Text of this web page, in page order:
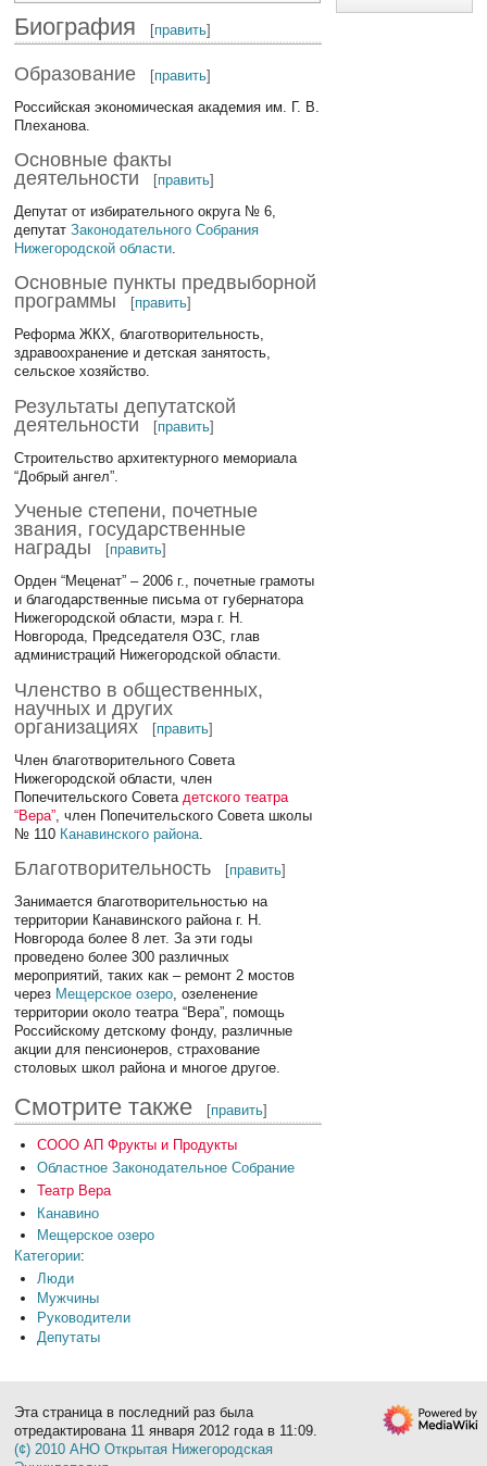
Биография [править]
Образование [править]
Российская экономическая академия им. Г. В.
Плеханова.
Основные факты
деятельности
[править]
Депутат от избирательного округа № 6,
депутатЗаконодательного Собрания
Нижегородской области.
Основные пункты предвыборной
программы
[править]
Реформа ЖКХ, благотворительность,
здравоохранение и детская занятость,
сельское хозяйство.
Результаты депутатской
деятельности
[править]
Строительство архитектурного мемориала
“Добрый ангел”.
Ученые степени, почетные
звания, государственные
награды
[править]
Орден “Меценат” – 2006 г., почетные грамоты
и благодарственные письма от губернатора
Нижегородской области, мэра г. Н.
Новгорода, Председателя ОЗС, глав
администраций Нижегородской области.
Членство в общественных,
научных и других
организациях
[править]
Член благотворительного Совета
Нижегородской области, член
Попечительского Совета детского театра
“Вера” , член Попечительского Совета школы
№ 110 Канавинского района
Благотворительность [править]
Занимается благотворительностью на
территории Канавинского района г. Н.
Новгорода более 8 лет. За эти годы
проведено более 300 различных
мероприятий, таких как – ремонт 2 мостов
через Мещерское озеро , озеленение
территории около театра “Вера”, помощь
Российскому детскому фонду, различные
акции для пенсионеров, страхование
столовых школ района и многое другое.
Смотрите также [править]
СООО АП Фрукты и Продукты
Областное Законодательное Собрание
Театр Вера
Канавино
Мещерское озеро
Категории:
Люди
Мужчины
Руководители
Депутаты
Эта страница в последний раз была
отредактирована 11 января 2012 года в 11:09.
(¢) 2010 АНО Открытая Нижегородская